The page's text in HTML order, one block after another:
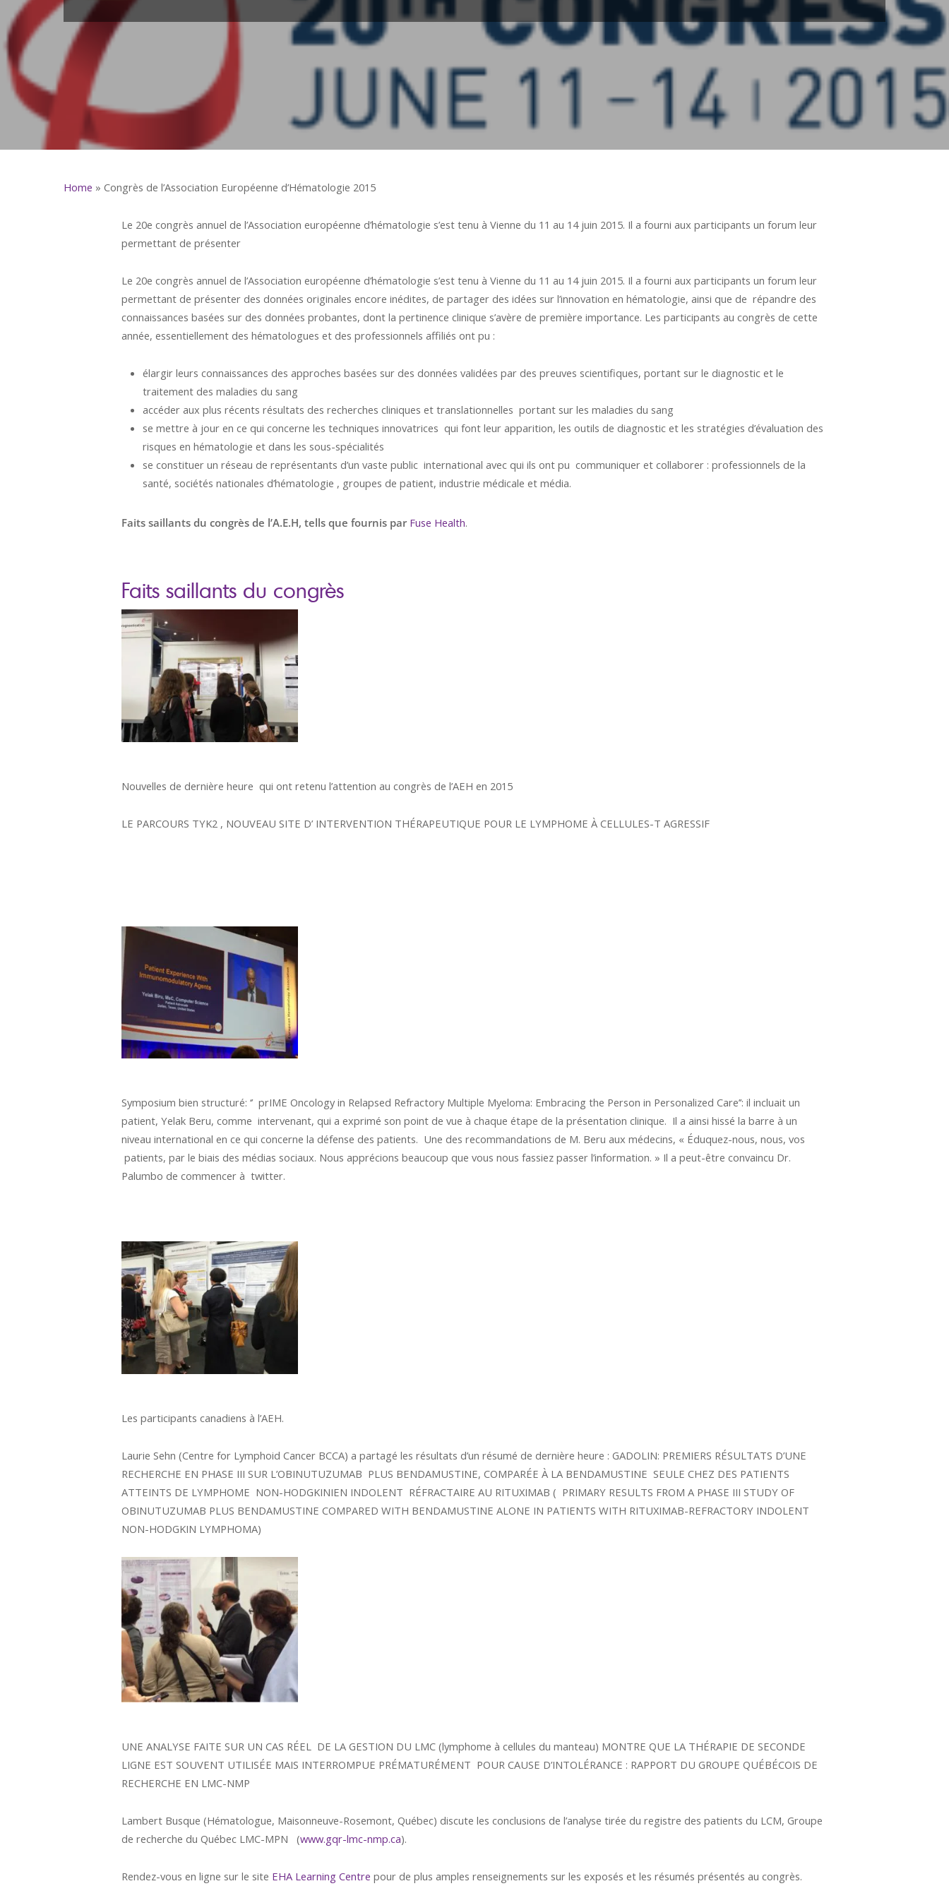
Home » Congrès de l’Association Européenne d’Hématologie 2015
Le 20e congrès annuel de l’Association européenne d’hématologie s’est tenu à Vienne du 11 au 14 juin 2015. Il a fourni aux participants un forum leur
permettant de présenter
Le 20e congrès annuel de l’Association européenne d’hématologie s’est tenu à Vienne du 11 au 14 juin 2015. Il a fourni aux participants un forum leur
permettant de présenter des données originales encore inédites, de partager des idées sur l’innovation en hématologie, ainsi que de répandre des
connaissances basées sur des données probantes, dont la pertinence clinique s’avère de première importance. Les participants au congrès de cette
année, essentiellement des hématologues et des professionnels affiliés ont pu :
élargir leurs connaissances des approches basées sur des données validées par des preuves scientifiques, portant sur le diagnostic et le
traitement des maladies du sang
accéder aux plus récents résultats des recherches cliniques et translationnelles portant sur les maladies du sang
se mettre à jour en ce qui concerne les techniques innovatrices qui font leur apparition, les outils de diagnostic et les stratégies d’évaluation des
risques en hématologie et dans les sous-spécialités
se constituer un réseau de représentants d’un vaste public international avec qui ils ont pu communiquer et collaborer : professionnels de la
santé, sociétés nationales d’hématologie , groupes de patient, industrie médicale et média.
Faits saillants du congrès de l’A.E.H, tells que fournis par Fuse Health.
Faits saillants du congrès
Nouvelles de dernière heure qui ont retenu l’attention au congrès de l’AEH en 2015
LE PARCOURS TYK2 , NOUVEAU SITE D’ INTERVENTION THÉRAPEUTIQUE POUR LE LYMPHOME À CELLULES-T AGRESSIF
Symposium bien structuré: ‘’ prIME Oncology in Relapsed Refractory Multiple Myeloma: Embracing the Person in Personalized Care’’: il incluait un
patient, Yelak Beru, comme intervenant, qui a exprimé son point de vue à chaque étape de la présentation clinique. Il a ainsi hissé la barre à un
niveau international en ce qui concerne la défense des patients. Une des recommandations de M. Beru aux médecins, « Éduquez-nous, nous, vos
patients, par le biais des médias sociaux. Nous apprécions beaucoup que vous nous fassiez passer l’information. » Il a peut-être convaincu Dr.
Palumbo de commencer à twitter.
Les participants canadiens à l’AEH.
Laurie Sehn (Centre for Lymphoid Cancer BCCA) a partagé les résultats d’un résumé de dernière heure : GADOLIN: PREMIERS RÉSULTATS D’UNE
RECHERCHE EN PHASE III SUR L’OBINUTUZUMAB PLUS BENDAMUSTINE, COMPARÉE À LA BENDAMUSTINE SEULE CHEZ DES PATIENTS
ATTEINTS DE LYMPHOME NON-HODGKINIEN INDOLENT RÉFRACTAIRE AU RITUXIMAB ( PRIMARY RESULTS FROM A PHASE III STUDY OF
OBINUTUZUMAB PLUS BENDAMUSTINE COMPARED WITH BENDAMUSTINE ALONE IN PATIENTS WITH RITUXIMAB-REFRACTORY INDOLENT
NON-HODGKIN LYMPHOMA)
UNE ANALYSE FAITE SUR UN CAS RÉEL DE LA GESTION DU LMC (lymphome à cellules du manteau) MONTRE QUE LA THÉRAPIE DE SECONDE
LIGNE EST SOUVENT UTILISÉE MAIS INTERROMPUE PRÉMATURÉMENT POUR CAUSE D’INTOLÉRANCE : RAPPORT DU GROUPE QUÉBÉCOIS DE
RECHERCHE EN LMC-NMP
Lambert Busque (Hématologue, Maisonneuve-Rosemont, Québec) discute les conclusions de l’analyse tirée du registre des patients du LCM, Groupe
de recherche du Québec LMC-MPN (www.gqr-lmc-nmp.ca).
Rendez-vous en ligne sur le site EHA Learning Centre pour de plus amples renseignements sur les exposés et les résumés présentés au congrès.